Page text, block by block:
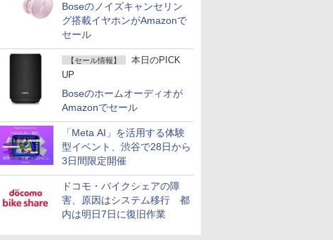
Boseのノイズキャンセリン
グ搭載イヤホンがAmazonで
セール
【セール情報】
本日のPICK
UP
Boseのホームオーディオが
Amazonでセール
「Meta AI」を活用する体験
型イベント、渋谷で28日から
3日間限定開催
ドコモ・バイクシェアの障
害、原因はシステム移行 都
内は明日7日に復旧作業